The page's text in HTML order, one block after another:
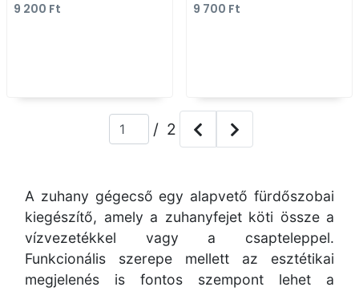
9 200 Ft
9 700 Ft
/ 2
A zuhany gégecső egy alapvető fürdőszobai
kiegészítő, amely a zuhanyfejet köti össze a
vízvezetékkel vagy a csapteleppel.
Funkcionális szerepe mellett az esztétikai
megjelenés is fontos szempont lehet a